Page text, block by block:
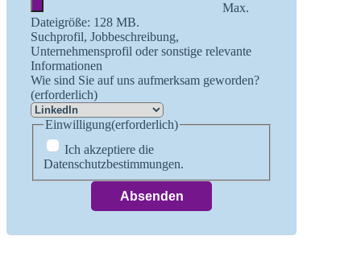
Max.
Dateigröße: 128 MB.
Suchprofil, Jobbeschreibung,
Unternehmensprofil oder sonstige relevante
Informationen
Wie sind Sie auf uns aufmerksam geworden?
(erforderlich)
Einwilligung(erforderlich)
Ich akzeptiere die
Datenschutzbestimmungen.